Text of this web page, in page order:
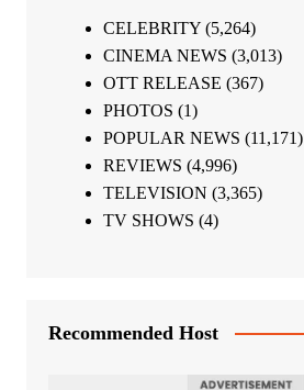
CELEBRITY(5,264)
CINEMA NEWS (3,013)
OTT RELEASE (367)
PHOTOS (1)
POPULAR NEWS (11,171)
REVIEWS (4,996)
TELEVISION (3,365)
TV SHOWS (4)
Recommended Host